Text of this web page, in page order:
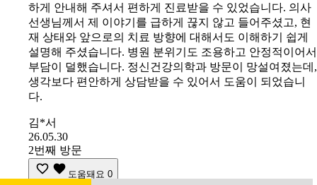
하게 안내해 주셔서 편하게 진료받을 수 있었습니다. 의사
선생님께서 제 이야기를 급하게 끊지 않고 들어주셨고, 현
재 상태와 앞으로의 치료 방향에 대해서도 이해하기 쉽게
설명해 주셨습니다. 병원 분위기도 조용하고 안정적이어서
부담이 덜했습니다. 정신건강의학과 방문이 망설여졌는데,
생각보다 편안하게 상담받을 수 있어서 도움이 되었습니
다.
김*서
26.05.30
2번째 방문
도움돼요 0